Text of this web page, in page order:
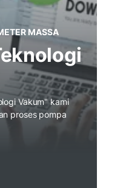
MASSA
Vakum" kami
proses pompa